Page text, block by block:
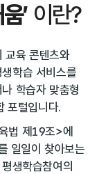
′ 이란?
교육 콘텐츠와
학습 서비스를
학습자 맞춤형
포털입니다.
법 제19조>에
일일이 찾아보는
생학습참여의